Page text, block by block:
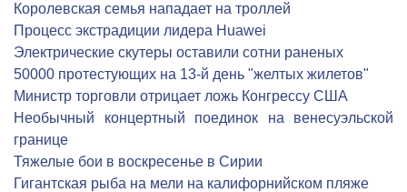
Королевская семья нападает на троллей
Процесс экстрадиции лидера Huawei
Электрические скутеры оставили сотни раненых
50000 протестующих на 13-й день "желтых жилетов"
Министр торговли отрицает ложь Конгрессу США
Необычный концертный поединок на венесуэльской
границе
Тяжелые бои в воскресенье в Сирии
Гигантская рыба на мели на калифорнийском пляже